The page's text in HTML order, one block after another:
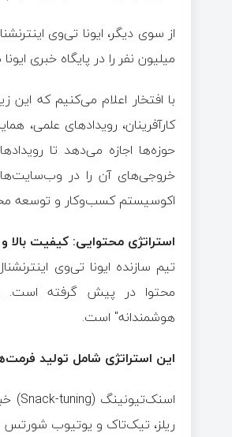
از سوی دیگر، ایونا تی‌وی
میلیون نفر را در پایگاه خبری
با افتخار اعلام می‌کنیم که
کارآفرینان، رویدادهای علمی،
حوزه‌ها اجازه می‌دهد تا
خروجی‌های آن را در وب‌سایت‌ها
اکوسیستم کسب‌وکار و توسعه
استراتژی محتوایی: کیفیت بالا
تیم سازنده ایونا تی‌وی
محتوا در پیش گرفته است.
هوشمندانه" است.
این استراتژی شامل تولید
ریلز، تیک‌تاک و یوتیوب شورتس